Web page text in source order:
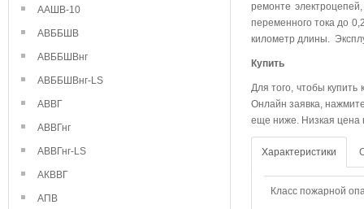
ААШВ-10
АВББШВ
АВББШВнг
АВББШВнг-LS
АВВГ
АВВГнг
АВВГнг-LS
АКВВГ
АПВ
ремонте
переменного тока до
километр длины.
Купить
Для того, чтобы купить
Онлайн заявка,
еще ниже. Низкая цена
Характеристики
Класс пожарной